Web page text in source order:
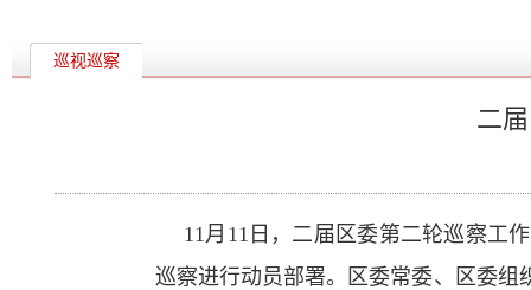
巡视巡察
二
11月11日，二届区委第二轮巡察工
巡察进行动员部署。区委常委、区委